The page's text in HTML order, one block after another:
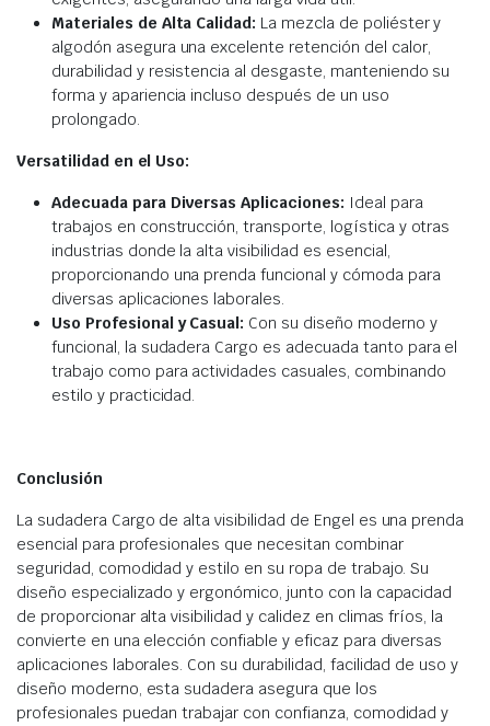
Materiales de Alta Calidad: La mezcla de poliéster y
algodón asegura una excelente retención del calor,
durabilidad y resistencia al desgaste, manteniendo su
forma y apariencia incluso después de un uso
prolongado.
Versatilidad en el Uso:
Adecuada para Diversas Aplicaciones: Ideal para
trabajos en construcción, transporte, logística y otras
industrias donde la alta visibilidad es esencial,
proporcionando una prenda funcional y cómoda para
diversas aplicaciones laborales.
Uso Profesional y Casual: Con su diseño moderno y
funcional, la sudadera Cargo es adecuada tanto para el
trabajo como para actividades casuales, combinando
estilo y practicidad.
Conclusión
La sudadera Cargo de alta visibilidad de Engel es una prenda
esencial para profesionales que necesitan combinar
seguridad, comodidad y estilo en su ropa de trabajo. Su
diseño especializado y ergonómico, junto con la capacidad
de proporcionar alta visibilidad y calidez en climas fríos, la
convierte en una elección confiable y eficaz para diversas
aplicaciones laborales. Con su durabilidad, facilidad de uso y
diseño moderno, esta sudadera asegura que los
profesionales puedan trabajar con confianza, comodidad y